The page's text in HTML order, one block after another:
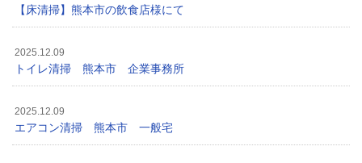
【床清掃】熊本市の飲食店様にて
2025.12.09
トイレ清掃 熊本市 企業事務所
2025.12.09
エアコン清掃 熊本市 一般宅